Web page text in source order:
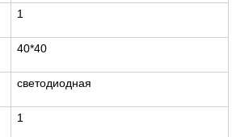
1
40*40
светодиодная
1